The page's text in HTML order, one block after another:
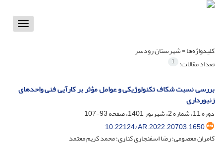
Toggle
کلیدواژه‌ها =شهرستان رودسر
تعداد مقالات: 1
بررسی نسبت شکاف تکنولوژیکی و عوامل مؤثر بر کارآیی فنی واحدهای
زنبورداری
دوره 11، شماره 2، شهریور 1401، صفحه
93-107
10.22124/AR.2022.20703.1650
کامران معصومی؛ رضا اسفنجاری کناری؛ محمد کریم معتمد